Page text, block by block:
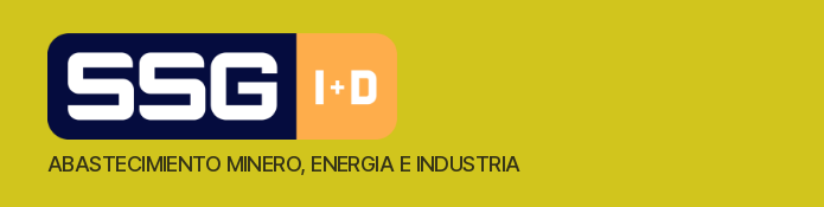
ABASTECIMIENTO MINERO, ENERGIA E INDUSTRIA